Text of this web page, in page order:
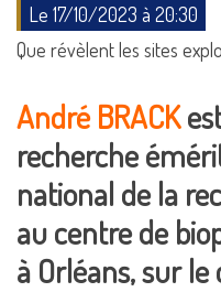
Le 17/10/2023 à 20:30
Que révèlent les sites
André BRACK
recherche
national de la
au centre de
à Orléans, sur